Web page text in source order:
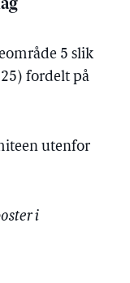
5 slik
fordelt på
utenfor
i